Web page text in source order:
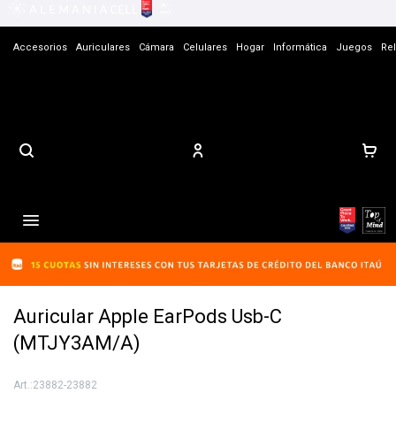
Accesorios Auriculares Cámara Celulares Hogar Informática Juegos

Auricular Apple EarPods Usb-C
(MTJY3AM/A)
23882-23882